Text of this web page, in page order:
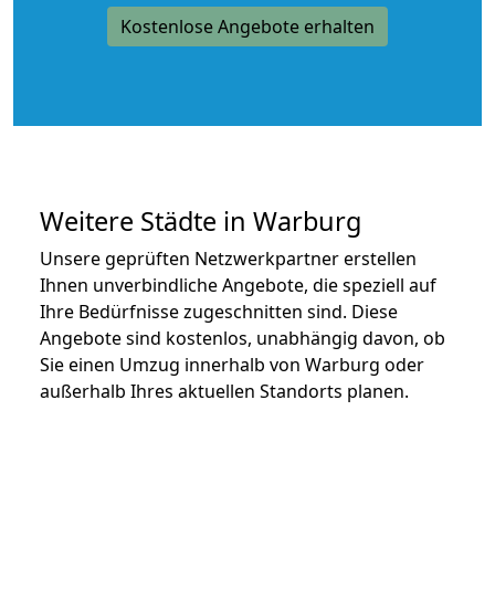
Kostenlose Angebote erhalten
Weitere Städte in Warburg
Unsere geprüften Netzwerkpartner erstellen
Ihnen unverbindliche Angebote, die speziell auf
Ihre Bedürfnisse zugeschnitten sind. Diese
Angebote sind kostenlos, unabhängig davon, ob
Sie einen Umzug innerhalb von Warburg oder
außerhalb Ihres aktuellen Standorts planen.